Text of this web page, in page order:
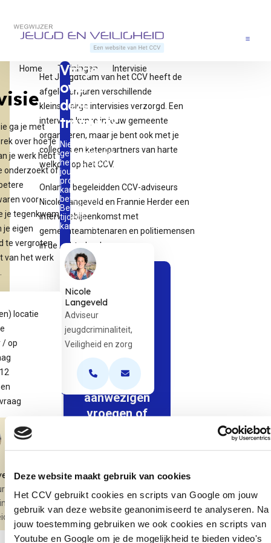
Deze website maakt gebruik van cookies
Het CCV gebruikt cookies en scripts van Google om jouw
gebruik van deze website geanonimiseerd te analyseren. Na
jouw toestemming gebruiken we ook cookies en scripts van
Youtube en Google om je de mogelijkheid te bieden video's
Terug naar de startpagina
ga je met
over hoe je
je werk hebt
onderzoekt of
voor
je tegenkwam.
je eigen
te vergroten
van het werk
locatie
/ op
en zorg
Home Trainingen
Intervisie
Het Jeugdteam van het CCV heeft de
afgelopen jaren verschillende
kleinschalige intervisies verzorgd. Een
intervisie kun je in jouw gemeente
organiseren, maar je bent ook met je
collega’s en ketenpartners van harte
welkom op het CCV.
Onlangs begeleidden CCV-adviseurs
Nicole Langeveld en Frannie Herder een
intervisiebijeenkomst met
gemeenteambtenaren en politiemensen
in de Achterhoek.
“Dank voor
de zeer
nuttige
bijeenkomst.
De
aanwezigen
vroegen of
gebeuren
kunnen laten
worden. Dat
is een goed
teken of
Vragen
over
deze
training?
Nieuwsgierig
geworden wat
het CCV voor
jou als
professional
kan
betekenen?
Bel of mail me
tijdens
kantooruren.
Nicole
Langeveld
Adviseur
jeugdcriminaliteit,
Veiligheid en zorg
Open de contactpopup
Open de contactpopup